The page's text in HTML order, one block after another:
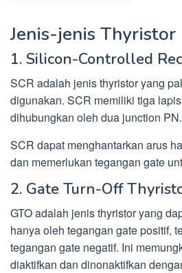
Jenis-jenis Thyristor
1. Silicon-Controlled
SCR adalah jenis thyristor yang
digunakan. SCR memiliki tiga
dihubungkan oleh dua junction PN.
SCR dapat menghantarkan arus
dan memerlukan tegangan gate
2. Gate Turn-Off
GTO adalah jenis thyristor yang
hanya oleh tegangan gate positif,
tegangan gate negatif. Ini
diaktifkan dan dinonaktifkan